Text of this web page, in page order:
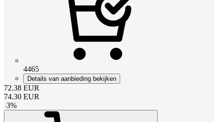
4465
Details van aanbieding bekijken
72.38 EUR
74.30 EUR
-3%